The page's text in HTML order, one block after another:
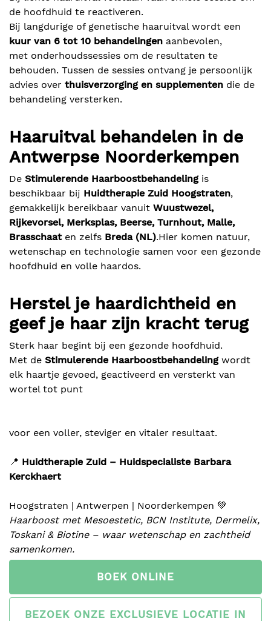
de hoofdhuid te reactiveren.
Bij langdurige of genetische haaruitval wordt een
kuur van 6 tot 10 behandelingen aanbevolen,
met onderhoudssessies om de resultaten te
behouden. Tussen de sessies ontvang je persoonlijk
advies over thuisverzorging en supplementen die de
behandeling versterken.
Haaruitval behandelen in de
Antwerpse Noorderkempen
De Stimulerende Haarboostbehandelingis
beschikbaar bij Huidtherapie Zuid Hoogstraten,
gemakkelijk bereikbaar vanuit Wuustwezel,
Rijkevorsel, Merksplas, Beerse, Turnhout, Malle,
Brasschaaten zelfs Breda (NL).Hier komen natuur,
wetenschap en technologie samen voor een gezonde
hoofdhuid en volle haardos.
Herstel je haardichtheid en
geef je haar zijn kracht terug
Sterk haar begint bij een gezonde hoofdhuid.
Met de Stimulerende Haarboostbehandelingwordt
elk haartje gevoed, geactiveerd en versterkt van
wortel tot punt
voor een voller, steviger en vitaler resultaat.
📍 Huidtherapie Zuid – Huidspecialiste Barbara
Kerckhaert
Hoogstraten | Antwerpen | Noorderkempen 💚
Haarboost met Mesoestetic, BCN Institute, Dermelix,
Toskani & Biotine – waar wetenschap en zachtheid
samenkomen.
BOEK ONLINE
BEZOEK ONZE EXCLUSIEVE LOCATIE IN